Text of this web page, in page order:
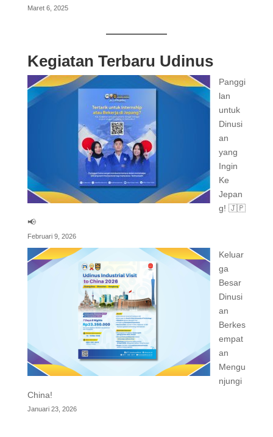
Maret 6, 2025
Kegiatan Terbaru Udinus
Panggi
lan
untuk
Dinusi
an
yang
Ingin
Ke
Jepan
g! 🇯🇵
📢
Februari 9, 2026
Keluar
ga
Besar
Dinusi
an
Berkes
empat
an
Mengu
njungi
China!
Januari 23, 2026